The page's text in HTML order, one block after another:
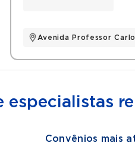
Avenida Professor
especialistas
Convênios mais